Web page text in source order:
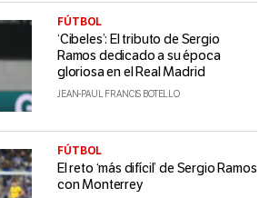
FÚTBOL
‘Cibeles’: El tributo de Sergio
Ramos dedicado a su época
gloriosa en el Real Madrid
JEAN-PAUL FRANCIS BOTELLO
FÚTBOL
El reto ‘más difícil’ de Sergio Ramos
con Monterrey